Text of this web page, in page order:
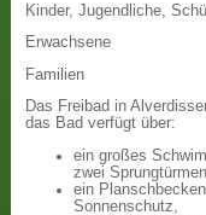
Kinder, Jugendliche,
Erwachsene
Familien
Das Freibad in
das Bad verfügt über:
ein großes
zwei
ein
Sonnenschutz,